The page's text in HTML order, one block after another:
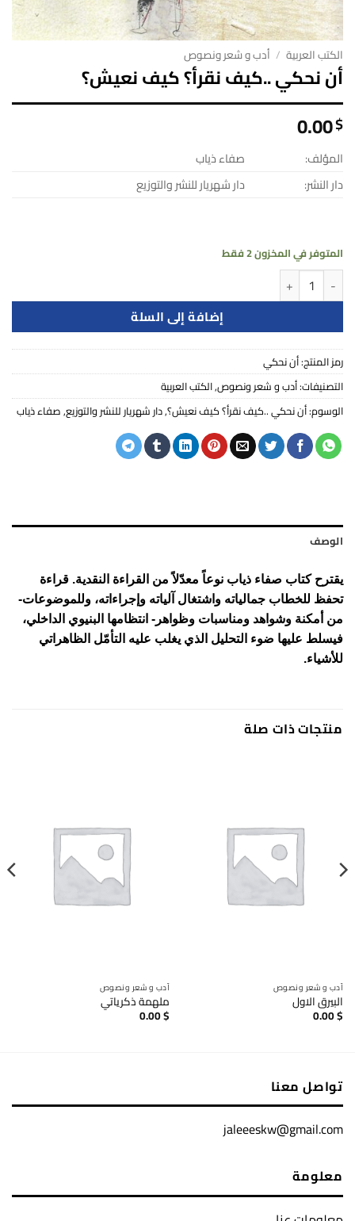
الكتب العربية / أدب و شعر ونصوص
أن نحكي ..كيف نقرأ؟ كيف نعيش؟
0.00$
المؤلف:
صفاء ذياب
دار النشر:
دار شهريار للنشر والتوزيع
المتوفر في المخزون 2 فقط
كمية أن نحكي ..كيف نقرأ؟ كيف نعيش؟
إضافة إلى السلة
رمز المنتج:أن نحكي
التصنيفات:أدب و شعر ونصوص,الكتب العربية
الوسوم:أن نحكي ..كيف نقرأ؟ كيف نعيش؟,دار شهريار للنشر والتوزيع,صفاء ذياب
الوصف
يقترح كتاب صفاء ذياب نوعاً معدّلاً من القراءة النقدية. قراءة
تحفظ للخطاب جمالياته واشتغال آلياته وإجراءاته، وللموضوعات-
من أمكنة وشواهد ومناسبات وظواهر- انتظامها البنيوي الداخلي،
فيسلط عليها ضوء التحليل الذي يغلب عليه التأمّل الظاهراتي
للأشياء.
منتجات ذات صلة
أدب و شعر ونصوص
0.00$
أدب و شعر ونصوص
ملهمة ذكرياتي
0.00$
تواصل معنا
jaleeeskw@gmail.com
معلومة